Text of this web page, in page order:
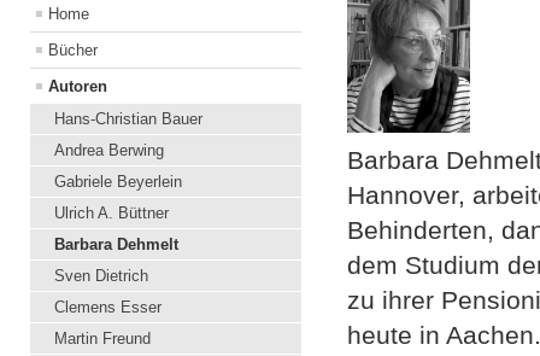
Home
Bücher
Autoren
Hans-Christian Bauer
Andrea Berwing
Gabriele Beyerlein
Ulrich A. Büttner
Barbara Dehmelt
Sven Dietrich
Clemens Esser
Martin Freund
Barbara
Hannover,
Behinderten,
dem Studium
zu ihrer
heute in